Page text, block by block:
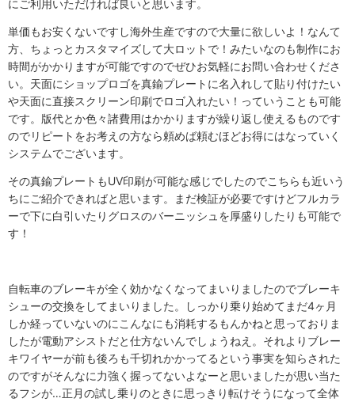
にご利用いただければ良いと思います。
単価もお安くないですし海外生産ですので大量に欲しいよ！なんて
方、ちょっとカスタマイズして大ロットで！みたいなのも制作にお
時間がかかりますが可能ですのでぜひお気軽にお問い合わせくださ
い。天面にショップロゴを真鍮プレートに名入れして貼り付けたい
や天面に直接スクリーン印刷でロゴ入れたい！っていうことも可能
です。版代とか色々諸費用はかかりますが繰り返し使えるものです
のでリピートをお考えの方なら頼めば頼むほどお得にはなっていく
システムでございます。
その真鍮プレートもUV印刷が可能な感じでしたのでこちらも近いう
ちにご紹介できればと思います。まだ検証が必要ですけどフルカラ
ーで下に白引いたりグロスのバーニッシュを厚盛りしたりも可能で
す！
自転車のブレーキが全く効かなくなってまいりましたのでブレーキ
シューの交換をしてまいりました。しっかり乗り始めてまだ4ヶ月
しか経っていないのにこんなにも消耗するもんかねと思っておりま
したが電動アシストだと仕方ないんでしょうねえ。それよりブレー
キワイヤーが前も後ろも千切れかかってるという事実を知らされた
のですがそんなに力強く握ってないよなーと思いましたが思い当た
るフシが…正月の試し乗りのときに思っきり転けそうになって全体